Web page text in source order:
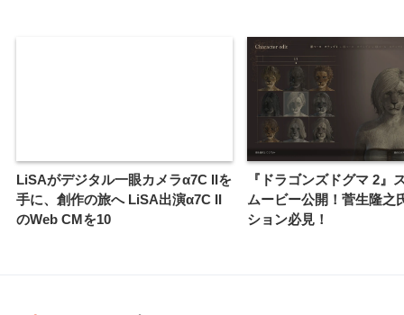
LiSAがデジタル一眼カメラα7C IIを
手に、創作の旅へ LiSA出演α7C II
のWeb CMを10
『ドラゴンズドグマ 2』
ムービー公開！菅生隆之
ション必見！